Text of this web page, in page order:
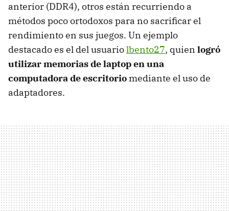
anterior (DDR4), otros están recurriendo a
métodos poco ortodoxos para no sacrificar el
rendimiento en sus juegos. Un ejemplo
destacado es el del usuariolbento27, quien logró
utilizar memorias de laptop en una
computadora de escritorio mediante el uso de
adaptadores.